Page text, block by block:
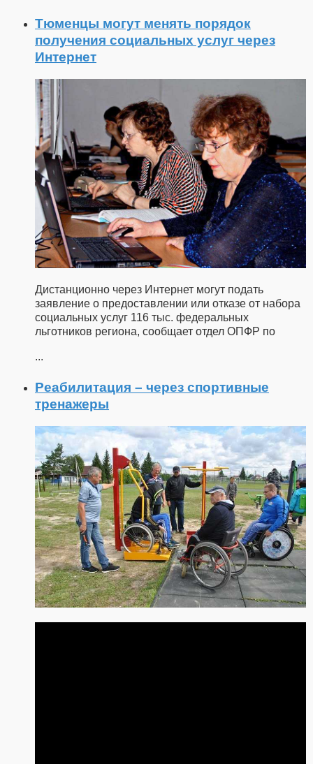
Тюменцы могут менять порядок
получения социальных услуг через
Интернет
Дистанционно через Интернет могут подать
заявление о предоставлении или отказе от набора
социальных услуг 116 тыс. федеральных
льготников региона, сообщает отдел ОПФР по
...
Реабилитация – через спортивные
тренажеры